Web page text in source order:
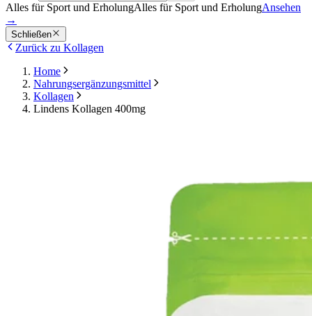
Alles für Sport und ErholungAlles für Sport und ErholungAnsehen
→
Schließen
Zurück zu Kollagen
Home
Nahrungsergänzungsmittel
Kollagen
Lindens Kollagen 400mg